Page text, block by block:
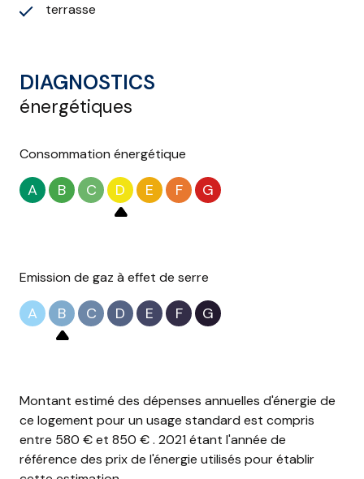
terrasse
DIAGNOSTICS
énergétiques
Consommation énergétique
A B C D E F G
Emission de gaz à effet de serre
A B C D E F G
Montant estimé des dépenses annuelles d'énergie de
ce logement pour un usage standard est compris
entre 580 € et 850 € . 2021 étant l'année de
référence des prix de l'énergie utilisés pour établir